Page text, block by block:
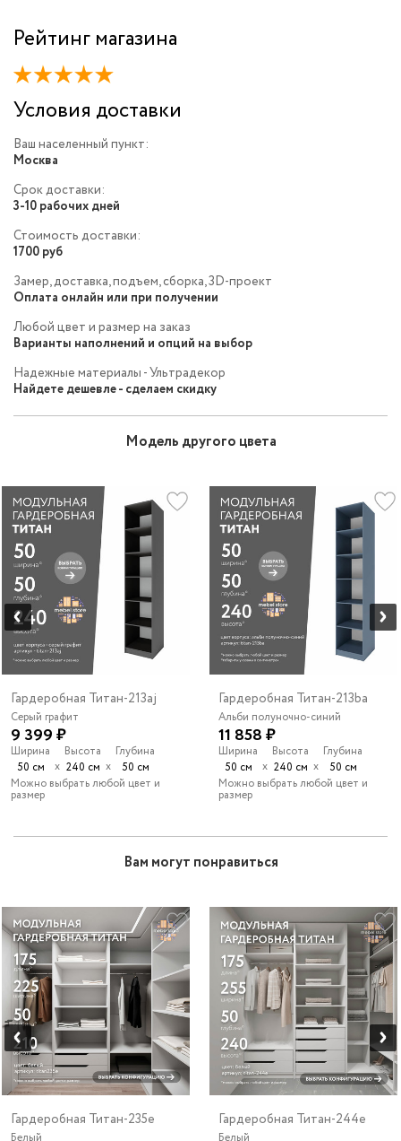
Рейтинг магазина
Условия доставки
Ваш населенный пункт:
Москва
Срок доставки:
3-10 рабочих дней
Стоимость доставки:
1700 руб
Замер, доставка, подъем, сборка, 3D-проект
Оплата онлайн или при получении
Любой цвет и размер на заказ
Варианты наполнений и опций на выбор
Надежные материалы - Ультрадекор
Найдете дешевле - сделаем скидку
Модель другого цвета
Гардеробная Титан-213aj
Серый графит
9 399 ₽
Ширина
50 см
х
Высота
240 см х
Глубина
50 см
Можно выбрать любой цвет и
размер
Гардеробная Титан-213ba
Альби полуночно-синий
11 858 ₽
Ширина
50 см
х
Высота
240 см х
Глубина
50 см
Можно выбрать любой цвет и
размер
Вам могут понравиться
Гардеробная Титан-235e Гардеробная Титан-244e